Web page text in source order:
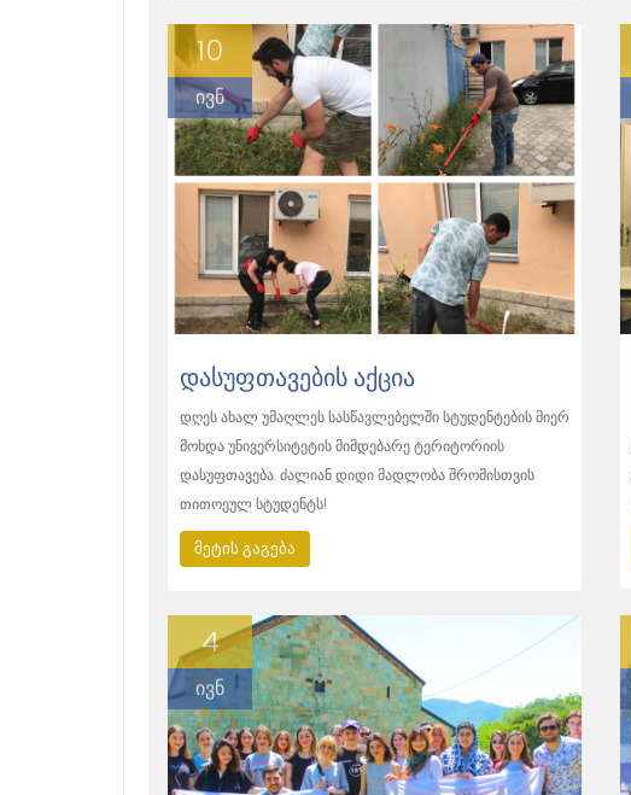
10
ივნ
ᲓᲐᲡᲣᲤᲗᲐᲕᲔᲑᲘᲡ ᲐᲥᲪᲘᲐ
დღეს ახალ უმაღლეს სასწავლებელში სტუდენტების მიერ
მოხდა უნივერსიტეტის მიმდებარე ტერიტორიის
დასუფთავება. ძალიან დიდი მადლობა შრომისთვის
თითოეულ სტუდენტს!
მეტის გაგება
4
ივნ